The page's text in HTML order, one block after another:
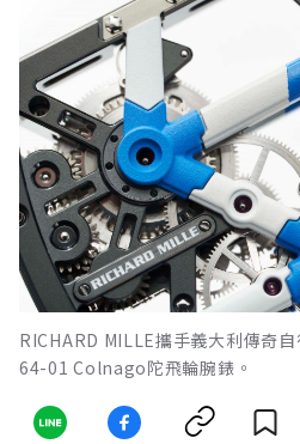
RICHARD MILLE攜手義大利傳奇
64-01 Colnago陀飛輪腕錶。